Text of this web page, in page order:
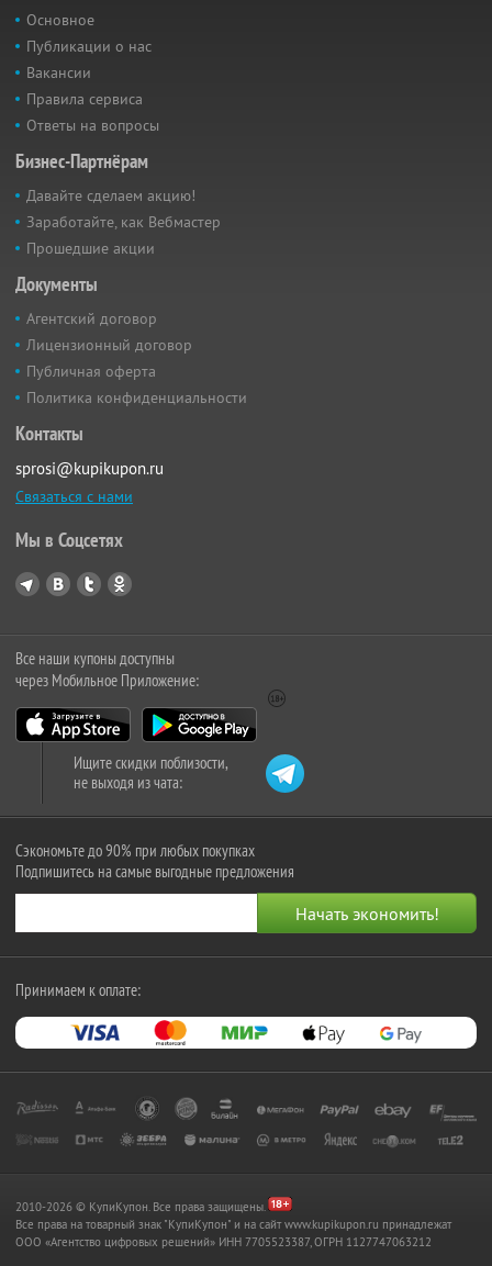
Основное
Публикации о нас
Вакансии
Правила сервиса
Ответы на вопросы
Бизнес-Партнёрам
Давайте сделаем акцию!
Заработайте, как Вебмастер
Прошедшие акции
Документы
Агентский договор
Лицензионный договор
Публичная оферта
Политика конфиденциальности
Контакты
sprosi@kupikupon.ru
Связаться с нами
Мы в Соцсетях
Все наши купоны доступны
через Мобильное Приложение:
Ищите скидки поблизости,
не выходя из чата:
Сэкономьте до 90% при любых покупках
Подпишитесь на самые выгодные предложения
Принимаем к оплате:
2010-2026 © КупиКупон. Все права защищены.
Все права на товарный знак "КупиКупон" и на сайт www.kupikupon.ru принадлежат
OOO «Агентство цифровых решений» ИНН 7705523387, ОГРН 1127747063212